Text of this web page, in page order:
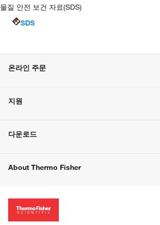
물질 안전 보건 자료(SDS)
SDS
온라인 주문
주문 방법
벌크 주문
지원
고객 센터
웹사이트 개선사항
다운로드
About Thermo Fisher
투자자